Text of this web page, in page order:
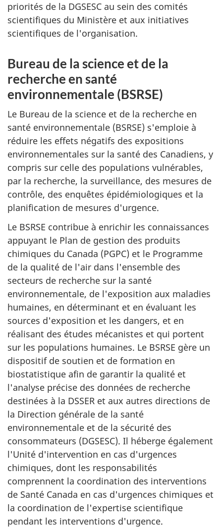
priorités de la DGSESC au sein des comités
scientifiques du Ministère et aux initiatives
scientifiques de l'organisation.
Bureau de la science et de la
recherche en santé
environnementale (BSRSE)
Le Bureau de la science et de la recherche en
santé environnementale (BSRSE) s'emploie à
réduire les effets négatifs des expositions
environnementales sur la santé des Canadiens, y
compris sur celle des populations vulnérables,
par la recherche, la surveillance, des mesures de
contrôle, des enquêtes épidémiologiques et la
planification de mesures d'urgence.
Le BSRSE contribue à enrichir les connaissances
appuyant le Plan de gestion des produits
chimiques du Canada (PGPC) et le Programme
de la qualité de l'air dans l'ensemble des
secteurs de recherche sur la santé
environnementale, de l'exposition aux maladies
humaines, en déterminant et en évaluant les
sources d'exposition et les dangers, et en
réalisant des études mécanistes et qui portent
sur les populations humaines. Le BSRSE gère un
dispositif de soutien et de formation en
biostatistique afin de garantir la qualité et
l'analyse précise des données de recherche
destinées à la DSSER et aux autres directions de
la Direction générale de la santé
environnementale et de la sécurité des
consommateurs (DGSESC). Il héberge également
l'Unité d'intervention en cas d'urgences
chimiques, dont les responsabilités
comprennent la coordination des interventions
de Santé Canada en cas d'urgences chimiques et
la coordination de l'expertise scientifique
pendant les interventions d'urgence.